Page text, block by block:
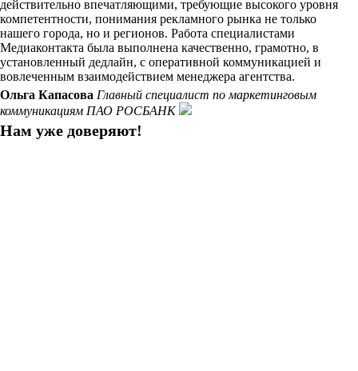
действительно впечатляющими, требующие высокого уровня
компетентности, понимания рекламного рынка не только
нашего города, но и регионов. Работа специалистами
Медиаконтакта была выполнена качественно, грамотно, в
установленный дедлайн, с оперативной коммуникацией и
вовлеченным взаимодействием менеджера агентства.
Ольга Капасова Главный специалист по маркетинговым
коммуникациям ПАО РОСБАНК
Нам уже доверяют!